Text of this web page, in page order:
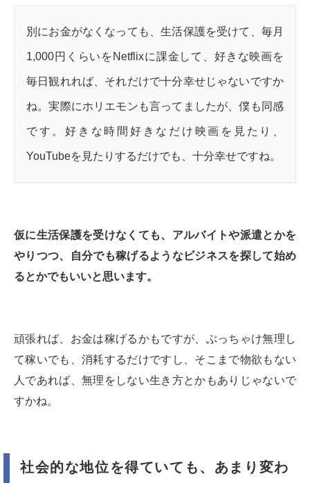
別にお金がなくなっても、生活保護を受けて、毎月
1,000円くらいをNetflixに課金して、好きな映画を
毎日観れれば、それだけで十分幸せじゃないですか
ね。実際にホリエモンも言ってましたが、僕も同感
です。好きな時間好きなだけ映画を見たり、
YouTubeを見たりするだけでも、十分幸せですね。
仮に生活保護を受けなくても、アルバイトや派遣とかを
やりつつ、自分でも稼げるようなビジネスを探して始め
るとかでもいいと思います。
頑張れば、お金は稼げるかもですが、ぶっちゃけ無理し
て稼いでも、消耗するだけですし、そこまで物欲もない
人であれば、無理をしない生き方とかもありじゃないで
すかね。
社会的な地位を得ていても、あまり変わ